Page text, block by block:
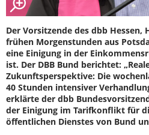
Der Vorsitzende des dbb
frühen Morgenstunden aus
eine Einigung in der
ist. Der DBB Bund berichtet:
Zukunftsperspektive: Die
40 Stunden intensiver
erklärte der dbb
der Einigung im Tarifkonflikt für
öffentlichen Dienstes von Bund